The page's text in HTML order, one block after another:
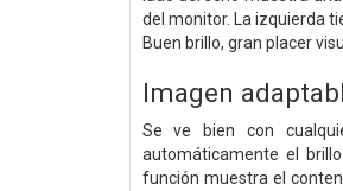
del monitor. La izquierda
Buen brillo, gran placer
Imagen
Se ve bien con
automáticamente el
función muestra el